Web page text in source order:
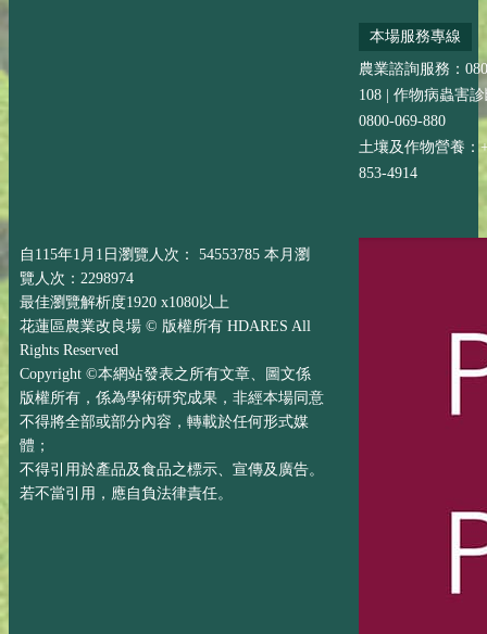
本場服務專線
農業諮詢服務：
108 | 作物病蟲害
0800-069-880
土壤及作物營養：
853-4914
自115年1月1日瀏覽人次： 54553785 本月瀏
覽人次：2298974
最佳瀏覽解析度1920 x1080以上
花蓮區農業改良場 © 版權所有 HDARES All
Rights Reserved
Copyright ©本網站發表之所有文章、圖文係
版權所有，係為學術研究成果，非經本場同意
不得將全部或部分內容，轉載於任何形式媒
體；
不得引用於產品及食品之標示、宣傳及廣告。
若不當引用，應自負法律責任。